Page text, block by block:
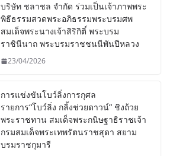
บริษัท ชลาชล จำกัด ร่วมเป็นเจ้าภาพพระ
พิธีธรรมสวดพระอภิธรรมพระบรมศพ
สมเด็จพระนางเจ้าสิริกิติ์ พระบรม
ราชินีนาถ พระบรมราชชนนีพันปีหลวง
23/04/2026
การแข่งขันโบว์ลิ่งการกุศล
รายการ“โบว์ลิ่ง กลิ้งช่วยดาวน์” ชิงถ้วย
พระราชทาน สมเด็จพระกนิษฐาธิราชเจ้า
กรมสมเด็จพระเทพรัตนราชสุดา สยาม
บรมราชกุมารี